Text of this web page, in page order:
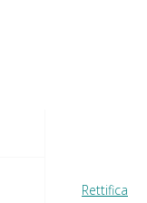
Rettifica